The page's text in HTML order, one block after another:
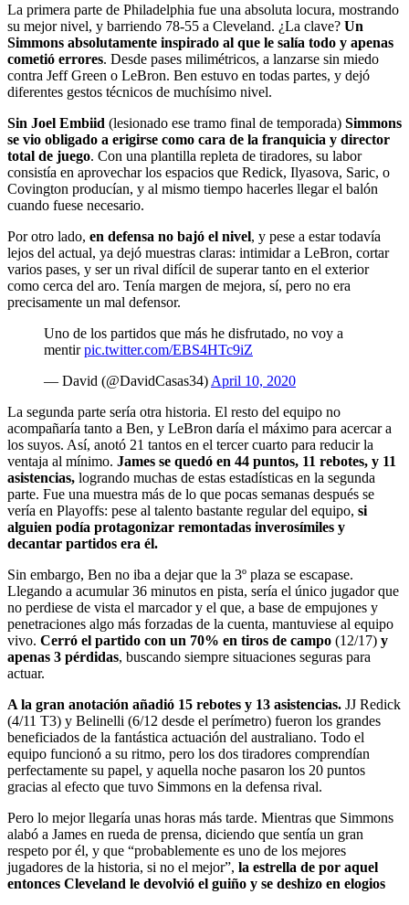
La primera parte de Philadelphia fue una absoluta locura, mostrando
su mejor nivel, y barriendo 78-55 a Cleveland. ¿La clave? Un
Simmons absolutamente inspirado al que le salía todo y apenas
cometió errores. Desde pases milimétricos, a lanzarse sin miedo
contra Jeff Green o LeBron. Ben estuvo en todas partes, y dejó
diferentes gestos técnicos de muchísimo nivel.
Sin Joel Embiid (lesionado ese tramo final de temporada) Simmons
se vio obligado a erigirse como cara de la franquicia y director
total de juego. Con una plantilla repleta de tiradores, su labor
consistía en aprovechar los espacios que Redick, Ilyasova, Saric, o
Covington producían, y al mismo tiempo hacerles llegar el balón
cuando fuese necesario.
Por otro lado, en defensa no bajó el nivel, y pese a estar todavía
lejos del actual, ya dejó muestras claras: intimidar a LeBron, cortar
varios pases, y ser un rival difícil de superar tanto en el exterior
como cerca del aro. Tenía margen de mejora, sí, pero no era
precisamente un mal defensor.
Uno de los partidos que más he disfrutado, no voy a
mentirpic.twitter.com/EBS4HTc9iZ
— David (@DavidCasas34) April 10, 2020
La segunda parte sería otra historia. El resto del equipo no
acompañaría tanto a Ben, y LeBron daría el máximo para acercar a
los suyos. Así, anotó 21 tantos en el tercer cuarto para reducir la
ventaja al mínimo. James se quedó en 44 puntos, 11 rebotes, y 11
asistencias, logrando muchas de estas estadísticas en la segunda
parte. Fue una muestra más de lo que pocas semanas después se
vería en Playoffs: pese al talento bastante regular del equipo, si
alguien podía protagonizar remontadas inverosímiles y
decantar partidos era él.
Sin embargo, Ben no iba a dejar que la 3º plaza se escapase.
Llegando a acumular 36 minutos en pista, sería el único jugador que
no perdiese de vista el marcador y el que, a base de empujones y
penetraciones algo más forzadas de la cuenta, mantuviese al equipo
vivo. Cerró el partido con un 70% en tiros de campo (12/17) y
apenas 3 pérdidas, buscando siempre situaciones seguras para
actuar.
A la gran anotación añadió 15 rebotes y 13 asistencias. JJ Redick
(4/11 T3) y Belinelli (6/12 desde el perímetro) fueron los grandes
beneficiados de la fantástica actuación del australiano. Todo el
equipo funcionó a su ritmo, pero los dos tiradores comprendían
perfectamente su papel, y aquella noche pasaron los 20 puntos
gracias al efecto que tuvo Simmons en la defensa rival.
Pero lo mejor llegaría unas horas más tarde. Mientras que Simmons
alabó a James en rueda de prensa, diciendo que sentía un gran
respeto por él, y que “probablemente es uno de los mejores
jugadores de la historia, si no el mejor”, la estrella de por aquel
entonces Cleveland le devolvió el guiño y se deshizo en elogios